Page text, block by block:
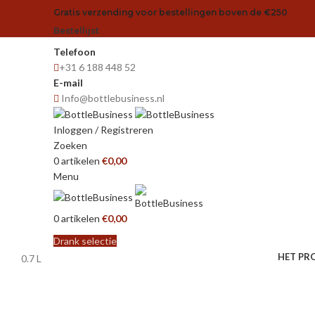
Gratis verzending voor bestellingen boven de €250
Bestellijst
Telefoon
+31 6 188 448 52
E-mail
Info@bottlebusiness.nl
Inloggen / Registreren
Zoeken
0artikelen €0,00
Menu
0artikelen €0,00
Drank selectie
HET
0.7 L